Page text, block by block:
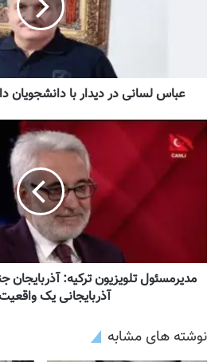
عباس لسانی در دیدار با دانشجویان
آذربایجانی یک
نوشته های مشابه